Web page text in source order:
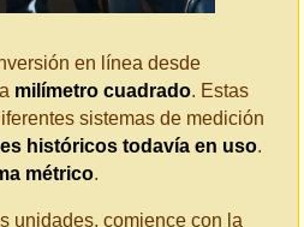
en línea desde
a milímetro cuadrado. Estas
sistemas de medición
históricos todavía en uso.
métrico.
unidades, comience con la